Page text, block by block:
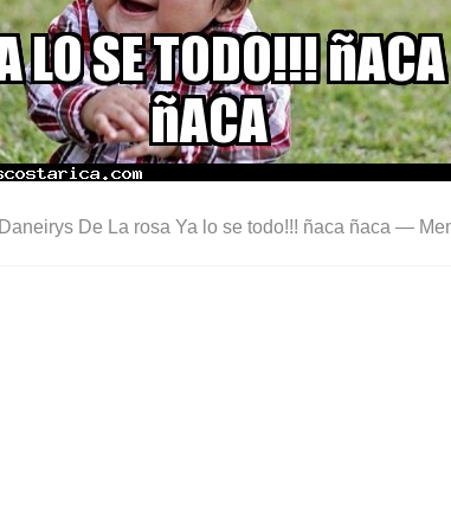
Daneirys De La rosa Ya lo se todo!!! ñaca ñaca —